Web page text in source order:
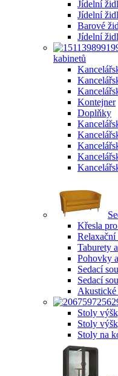
Jídelní
Jídelní
Barové
Jídelní
kabinetů
Kontejner
Doplňky
Křesla
Relaxační
Taburety
Pohovky
Sedací
Sedací
Akustické
Stoly
Stoly
Stoly na